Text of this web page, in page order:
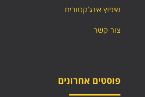
שיפוץ אינג'קטורים
צור קשר
פוסטים אחרונים